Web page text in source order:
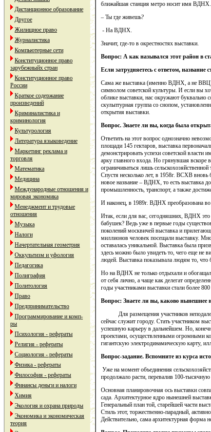
Дистанционное образование
Другое
Жилищное право
Журналистика
Компьютерные сети
Конституционное право
зарубежныйх стран
Конституционное право
России
Краткое содержание
произведений
Криминалистика и
криминология
Культурология
Литература языковедение
Маркетинг реклама и
торговля
Математика
Медицина
Международные отношения и
мировая экономика
Менеджмент и трудовые
отношения
Музыка
Налоги
Начертательная геометрия
Оккультизм и уфология
Педагогика
Полиграфия
Политология
Право
Предпринимательство
Программирование и комп-
ры
Психология - рефераты
Религия - рефераты
Социология - рефераты
Физика - рефераты
Философия - рефераты
Финансы деньги и налоги
Химия
Экология и охрана природы
Экономика и экономическая
теория
ближайшая станция метро носит имя
– Ты где живешь?
- На ВДНХ.
Значит, где-то в окрестностях выставки.
Вопрос: А как назывался этот район в
Если затрудняетесь с ответом,
Сама же выставка (именно ВДНХ, а не ВВЦ)
символом советской культуры. И если вы
облике выставки, нас окружают буквально
скульптурная группа со снопом,
открытия выставки.
Вопрос. Знаете ли вы, когда была
Ответить на этот вопрос однозначно
площади 145 гектаров, выставка
демонстрировать успехи советской
арку главного входа. Но грянувшая вскоре
ограничиваться лишь
Спустя несколько лет, в 1958г. ВСХВ
новое название – ВДНХ, то есть выставка
промышленность, транспорт, а также
И наконец, в 1989г. ВДНХ преобразована
Итак, если для вас, сегодняшних, ВДНХ
бабушек? Ведь уже в первые годы
поколений москвичей выставка и
миллионов человек посещали выставку.
оставалась уникальной. Выставка была
здесь можно было увидеть то, чего еще не
людей. Выставка показывала людям то, что
Но на ВДНХ не только отдыхали и
от себя лично, а чаще как делегат
годы участниками выставки стали более
Вопрос: Знаете ли вы, каково нынешнее
Для размещения участников
сейчас служит городу. Стать участником
успешную карьеру в дальнейшем. Но,
проектами, осуществленными огромными
гигантскую электродинамическую карту,
Вопрос-задание. Вспомните из курса
Уже на момент объединения
продолжало расти, перевалив 100-тысячную
Основная планировочная ось выставки
сада. Архитектурное ядро нынешней
Генеральный план той, старейшей части
Стиль этот, торжественно-парадный,
Действительно, сама архитектурная форма